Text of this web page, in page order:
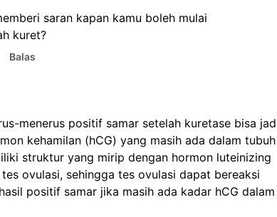
saran kapan kamu boleh mulai
kuret?
Balas
menerus positif samar setelah kuretase bisa
kehamilan (hCG) yang masih ada dalam tubuh
struktur yang mirip dengan hormon luteinizing
ovulasi, sehingga tes ovulasi dapat bereaksi
positif samar jika masih ada kadar hCG dalam